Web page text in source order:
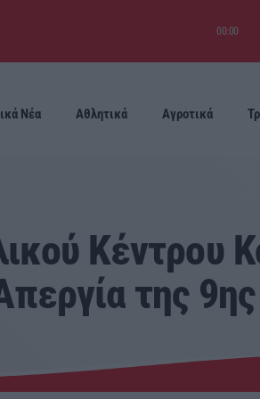
00:00
Νέα Αθλητικά Αγροτικά
Κέντρου
της